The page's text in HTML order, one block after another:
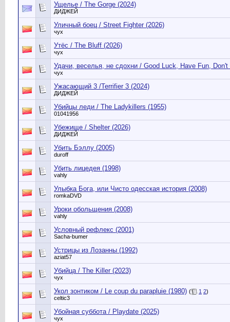
Ущелье / The Gorge (2024)
ДИДЖЕЙ
Уличный боец / Street Fighter (2026)
чух
Утёс / The Bluff (2026)
чух
Удачи, веселья, не сдохни / Good Luck, Have Fun, Don't
чух
Ужасающий 3 /Terrifier 3 (2024)
ДИДЖЕЙ
Убийцы леди / The Ladykillers (1955)
01041956
Убежище / Shelter (2026)
ДИДЖЕЙ
Убить Бэллу (2005)
duroff
Убить лицедея (1998)
vahly
Улыбка Бога, или Чисто одесская история (2008)
romkaDVD
Уроки обольщения (2008)
vahly
Условный рефлекс (2001)
Sacha-bumer
Устрицы из Лозанны (1992)
aziat57
Убийца / The Killer (2023)
чух
Укол зонтиком / Le coup du parapluie (1980) ( 1 2)
celtic3
Убойная суббота / Playdate (2025)
чух